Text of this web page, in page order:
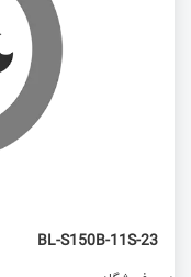
BL-S150B-11S-23